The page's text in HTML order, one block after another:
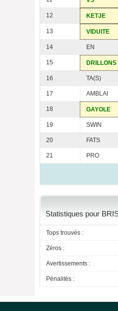
12 KETJE
13 VIDUITE
14 EN
15 DRILLONS
16 TA(S)
17 AMBLAI
18 GAYOLE
19 SWIN
20 FATS
21 PRO
Statistiques pour
Tops trouvés :
Zéros :
Avertissements :
Pénalités :